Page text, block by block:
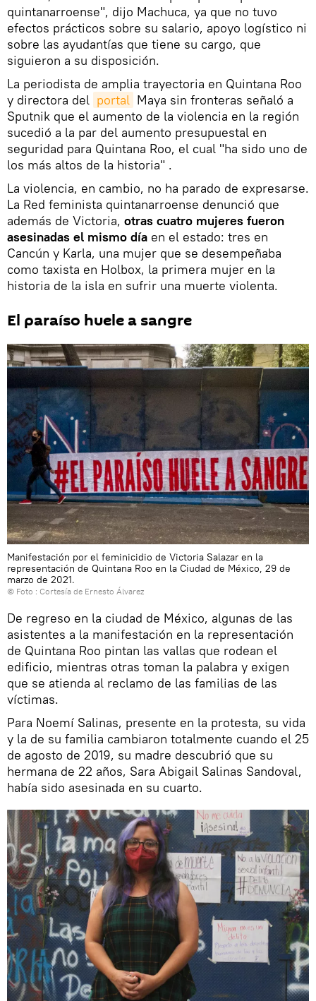
quintanarroense", dijo Machuca, ya que no tuvo
efectos prácticos sobre su salario, apoyo logístico ni
sobre las ayudantías que tiene su cargo, que
siguieron a su disposición.
La periodista de amplia trayectoria en Quintana Roo
y directora del portal Maya sin fronteras señaló a
Sputnik que el aumento de la violencia en la región
sucedió a la par del aumento presupuestal en
seguridad para Quintana Roo, el cual "ha sido uno de
los más altos de la historia" .
La violencia, en cambio, no ha parado de expresarse.
La Red feminista quintanarroense denunció que
además de Victoria, otras cuatro mujeres fueron
asesinadas el mismo día en el estado: tres en
Cancún y Karla, una mujer que se desempeñaba
como taxista en Holbox, la primera mujer en la
historia de la isla en sufrir una muerte violenta.
El paraíso huele a sangre
Manifestación por el feminicidio de Victoria Salazar en la
representación de Quintana Roo en la Ciudad de México, 29 de
marzo de 2021.
© Foto : Cortesía de Ernesto Álvarez
De regreso en la ciudad de México, algunas de las
asistentes a la manifestación en la representación
de Quintana Roo pintan las vallas que rodean el
edificio, mientras otras toman la palabra y exigen
que se atienda al reclamo de las familias de las
víctimas.
Para Noemí Salinas, presente en la protesta, su vida
y la de su familia cambiaron totalmente cuando el 25
de agosto de 2019, su madre descubrió que su
hermana de 22 años, Sara Abigail Salinas Sandoval,
había sido asesinada en su cuarto.